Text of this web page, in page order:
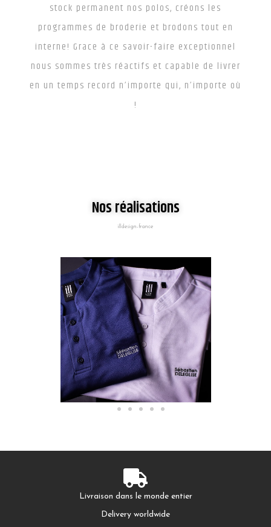
stock permanent nos polos, créons les
programmes de broderie et brodons tout en
interne! Grace à ce savoir-faire exceptionnel
nous sommes très réactifs et capable de livrer
en un temps record n’importe qui, n’importe où
!
Nos réalisations
illdesign-france
Livraison dans le monde entier
Delivery worldwide